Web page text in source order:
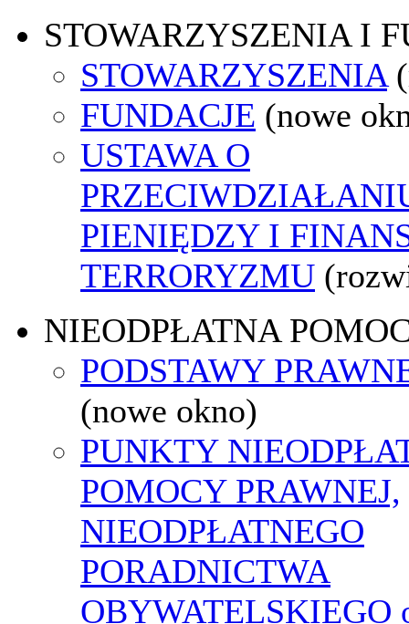
STOWARZYSZENIA I
STOWARZYSZENIA
FUNDACJE (nowe
USTAWA O
PIENIĘDZY I
TERRORYZMU
NIEODPŁATNA
PODSTAWY
(nowe okno)
PUNKTY
POMOCY PRAWNEJ,
NIEODPŁATNEGO
PORADNICTWA
OBYWATELSKIEGO